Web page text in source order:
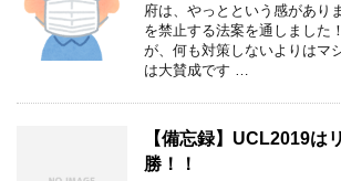
府は、やっとという感があり
を禁止する法案を通しました
が、何も対策しないよりはマ
は大賛成です …
【備忘録】UCL2019は
勝！！